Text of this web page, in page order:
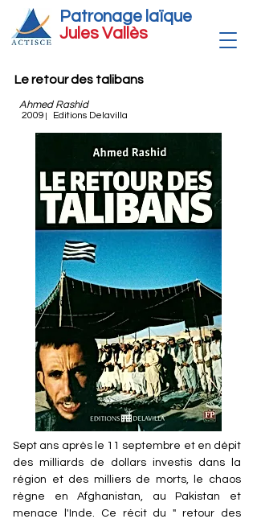
Patronage laïque
Jules Vallès
Le retour des talibans
Ahmed Rashid
2009 Editions Delavilla
Sept ans après le 11 septembre et en dépit
des milliards de dollars investis dans la
région et des milliers de morts, le chaos
règne en Afghanistan, au Pakistan et
menace l'Inde. Ce récit du " retour des